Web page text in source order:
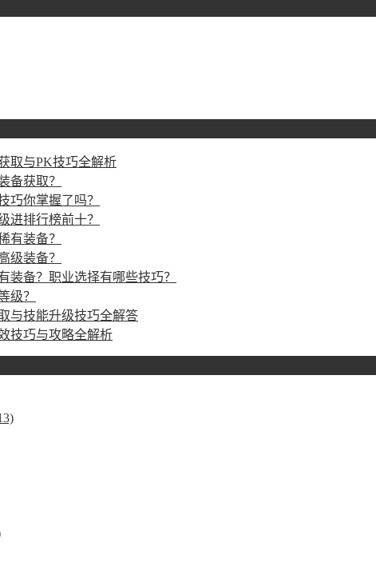
取与PK技巧全解析
备获取？
巧你掌握了吗？
进排行榜前十？
有装备？
级装备？
装备？职业选择有哪些技巧？
级？
与技能升级技巧全解答
技巧与攻略全解析